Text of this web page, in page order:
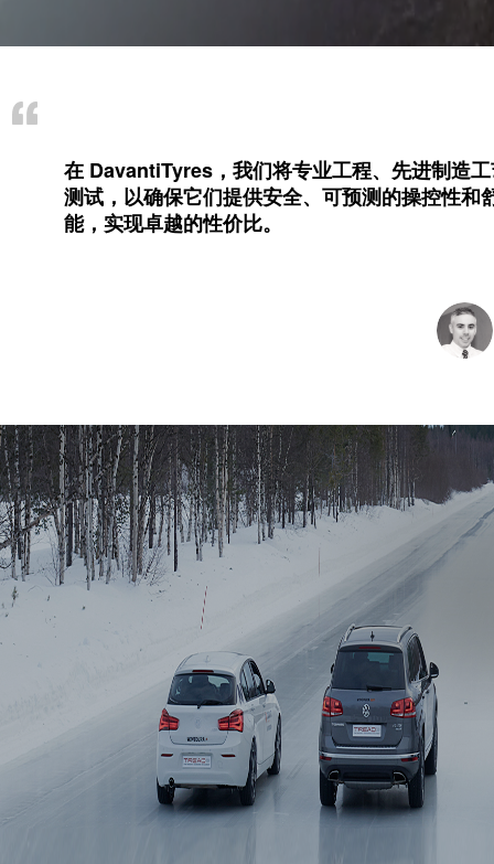
在 DavantiTyres，我们将专业工程、先进制造
测试，以确保它们提供安全、可预测的操控性
能，实现卓越的性价比。